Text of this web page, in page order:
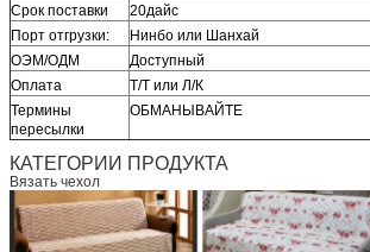
Срок поставки
20дайс
Порт отгрузки:
Нинбо или Шанхай
ОЭМ/ОДМ
Доступный
Оплата
Т/Т или Л/К
Термины
пересылки
ОБМАНЫВАЙТЕ
КАТЕГОРИИ ПРОДУКТА
Вязать чехол